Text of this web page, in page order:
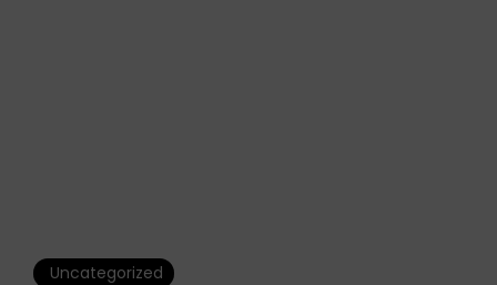
Uncategorized